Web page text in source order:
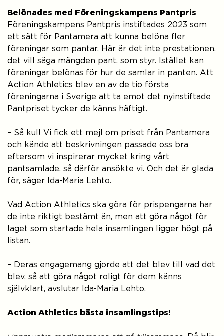
Belönades med Föreningskampens Pantpris
Föreningskampens Pantpris instiftades 2023 som
ett sätt för Pantamera att kunna belöna fler
föreningar som pantar. Här är det inte prestationen,
det vill säga mängden pant, som styr. Istället kan
föreningar belönas för hur de samlar in panten. Att
Action Athletics blev en av de tio första
föreningarna i Sverige att ta emot det nyinstiftade
Pantpriset tycker de känns häftigt.
– Så kul! Vi fick ett mejl om priset från Pantamera
och kände att beskrivningen passade oss bra
eftersom vi inspirerar mycket kring vårt
pantsamlade, så därför ansökte vi. Och det är glada
för, säger Ida-Maria Lehto.
Vad Action Athletics ska göra för prispengarna har
de inte riktigt bestämt än, men att göra något för
laget som startade hela insamlingen ligger högt på
listan.
– Deras engagemang gjorde att det blev till vad det
blev, så att göra något roligt för dem känns
självklart, avslutar Ida-Maria Lehto.
Action Athletics bästa insamlingstips!